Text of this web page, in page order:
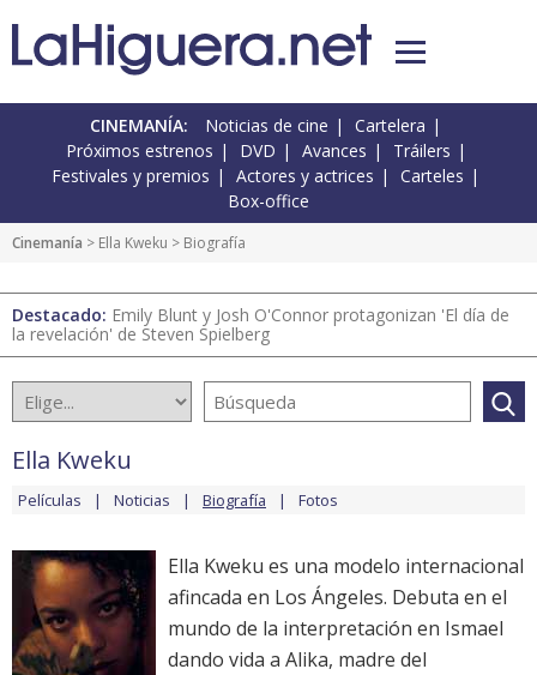
CINEMANÍA: Noticias de cine
Cartelera
Próximos estrenos
DVD Avances
Tráilers
Festivales y premios
Actores y actrices
Carteles
Box-office
Cinemanía > Ella Kweku > Biografía
Destacado: Emily Blunt y Josh O'Connor protagonizan 'El día de
la revelación' de Steven Spielberg
Ella Kweku
Películas Noticias Biografía Fotos
Ella Kweku es una modelo internacional
afincada en Los Ángeles. Debuta en el
mundo de la interpretación en Ismael
dando vida a Alika, madre del